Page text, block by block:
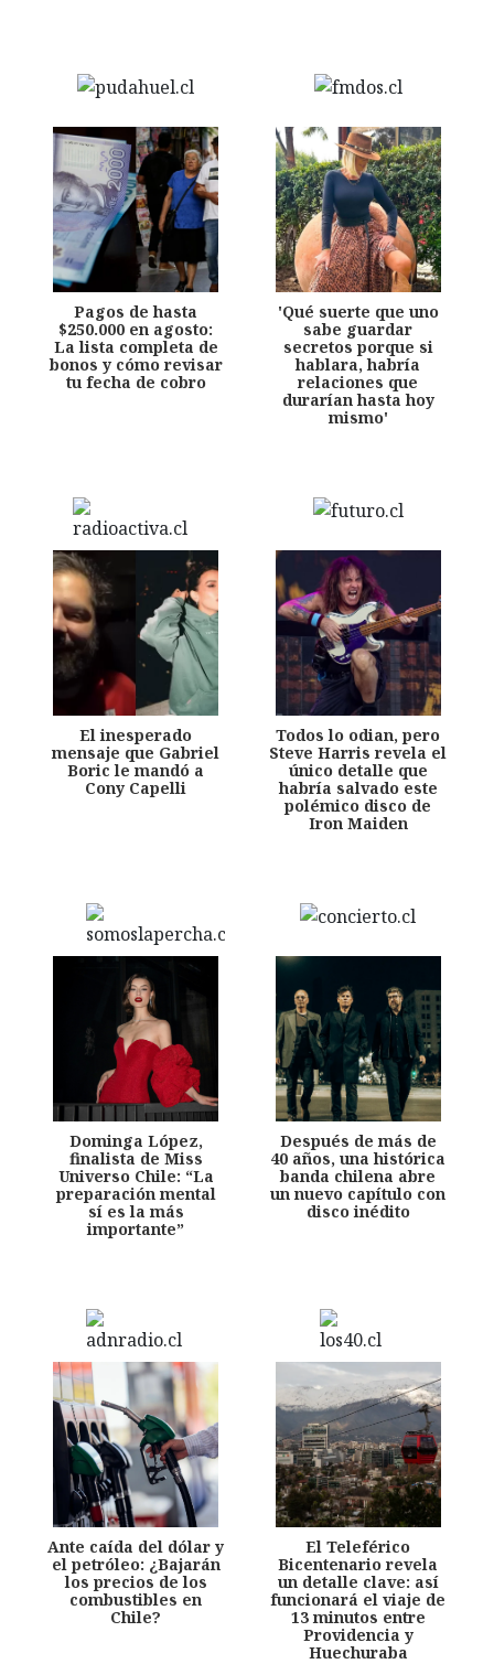
Pagos de hasta
$250.000 en agosto:
La lista completa de
bonos y cómo revisar
tu fecha de cobro
'Qué suerte que uno
sabe guardar
secretos porque si
hablara, habría
relaciones que
durarían hasta hoy
mismo'
El inesperado
mensaje que Gabriel
Boric le mandó a
Cony Capelli
Todos lo odian, pero
Steve Harris revela el
único detalle que
habría salvado este
polémico disco de
Iron Maiden
Dominga López,
finalista de Miss
Universo Chile: “La
preparación mental
sí es la más
importante”
Después de más de
40 años, una histórica
banda chilena abre
un nuevo capítulo con
disco inédito
Ante caída del dólar y
el petróleo: ¿Bajarán
los precios de los
combustibles en
Chile?
El Teleférico
Bicentenario revela
un detalle clave: así
funcionará el viaje de
13 minutos entre
Providencia y
Huechuraba